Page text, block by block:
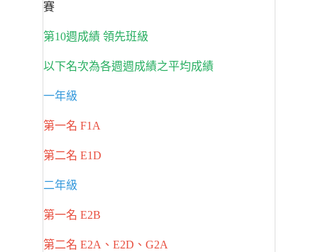
賽
第10週成績 領先班級
以下名次為各週週成績之平均成績
一年級
第一名 F1A
第二名 E1D
二年級
第一名 E2B
第二名 E2A、E2D、G2A